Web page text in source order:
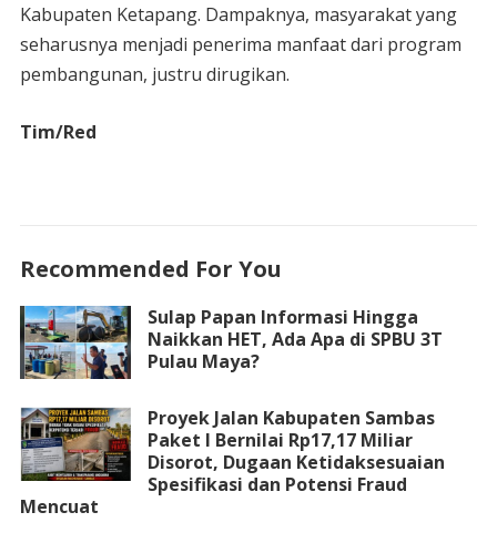
Kabupaten Ketapang. Dampaknya, masyarakat yang
seharusnya menjadi penerima manfaat dari program
pembangunan, justru dirugikan.
Tim/Red
Recommended For You
Sulap Papan Informasi Hingga
Naikkan HET, Ada Apa di SPBU 3T
Pulau Maya?
Proyek Jalan Kabupaten Sambas
Paket I Bernilai Rp17,17 Miliar
Disorot, Dugaan Ketidaksesuaian
Spesifikasi dan Potensi Fraud
Mencuat